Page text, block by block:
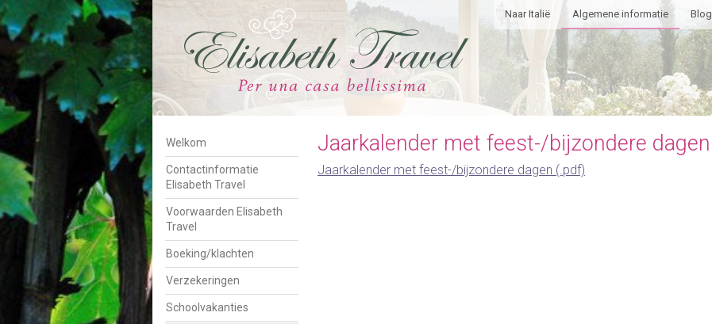
Naar Italië Algemene informatie Blog
Welkom
Contactinformatie
Elisabeth Travel
Voorwaarden Elisabeth
Travel
Boeking/klachten
Verzekeringen
Schoolvakanties
Jaarkalender met feest-/bijzondere dagen
Jaarkalender met feest-/bijzondere dagen (.pdf)
op Facebook